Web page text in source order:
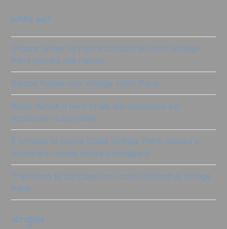
ultimi post
Organic Vibes: la nuova collezione colori Vintage
Paint ispirata alla natura
Bianco Natale con Vintage chalk Paint
Black Velvet: il nero chalk più misterioso per
ricolorare i tuoi mobili!
È arrivata la nuova Guida Vintage Paint: impara a
ricolorare i mobili senza carteggiare!
Trasforma la tua casa con i colori brillanti di Vintage
Paint
categorie